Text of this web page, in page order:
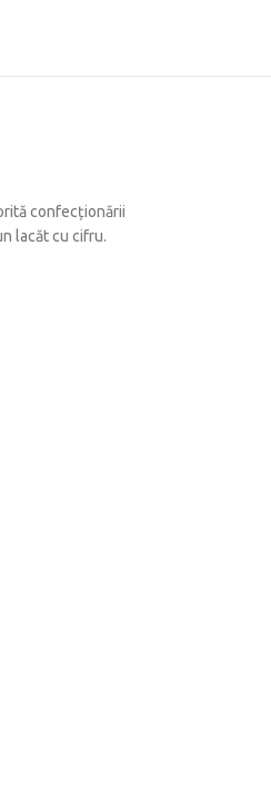
confecționării
lacăt cu cifru.